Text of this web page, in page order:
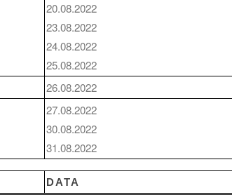
20.08.2022
23.08.2022
24.08.2022
25.08.2022
26.08.2022
27.08.2022
30.08.2022
31.08.2022
DATA